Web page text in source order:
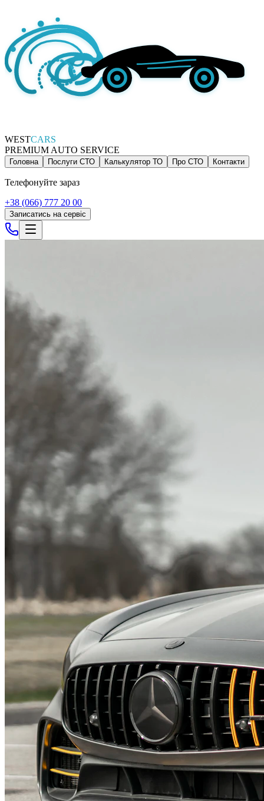
WESTCARS
PREMIUM AUTO SERVICE
Головна Послуги СТО Калькулятор ТО Про СТО Контакти
Телефонуйте зараз
+38 (066) 777 20 00
Записатись на сервіс